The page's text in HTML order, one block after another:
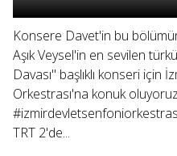
Konsere Davet'in bu
Aşık Veysel'in en sevilen
Davası" başlıklı konseri için
Orkestrası'na konuk
TRT 2'de...